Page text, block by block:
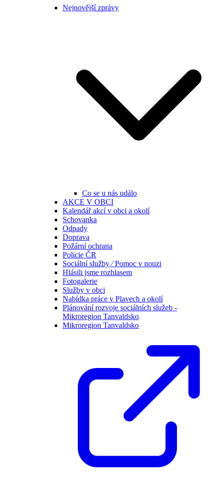
Nejnovější zprávy
Co se u nás událo
AKCE V OBCI
Kalendář akcí v obci a okolí
Schovanka
Odpady
Doprava
Požární ochrana
Policie ČR
Sociální služby ⁄ Pomoc v nouzi
Hlásili jsme rozhlasem
Fotogalerie
Služby v obci
Nabídka práce v Plavech a okolí
Plánování rozvoje sociálních služeb -
Mikroregion Tanvaldsko
Mikroregion Tanvaldsko